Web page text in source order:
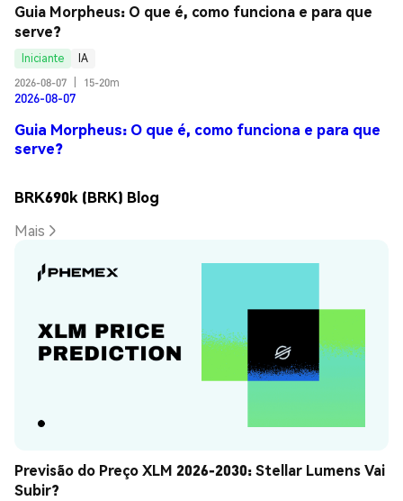
Guia Morpheus: O que é, como funciona e para que
serve?
Iniciante
IA
2026-08-07
15-20m
2026-08-07
Guia Morpheus: O que é, como funciona e para que
serve?
BRK690k (BRK) Blog
Mais
Previsão do Preço XLM 2026-2030: Stellar Lumens Vai
Subir?